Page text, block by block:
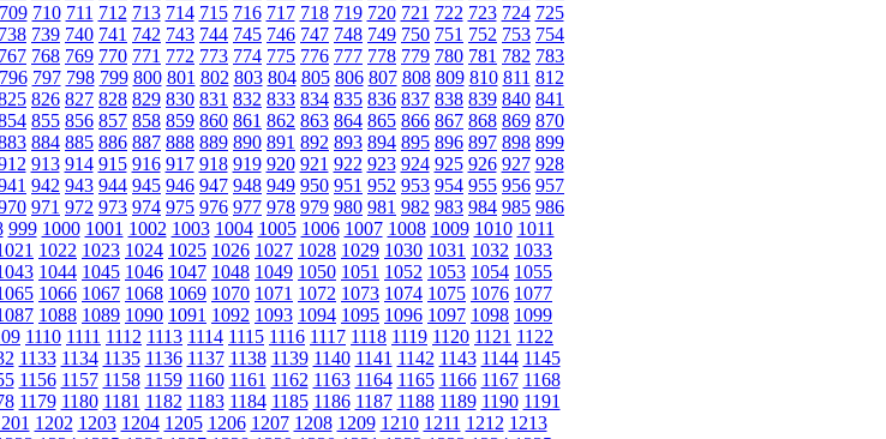
709 710 711 712 713 714 715 716 717 718 719 720 721 722 723 724 725
738 739 740 741 742 743 744 745 746 747 748 749 750 751 752 753 754
767 768 769 770 771 772 773 774 775 776 777 778 779 780 781 782 783
796 797 798 799 800 801 802 803 804 805 806 807 808 809 810 811 812
826 827 828 829 830 831 832 833 834 835 836 837 838 839 840 841
855 856 857 858 859 860 861 862 863 864 865 866 867 868 869 870
884 885 886 887 888 889 890 891 892 893 894 895 896 897 898 899
913 914 915 916 917 918 919 920 921 922 923 924 925 926 927 928
942 943 944 945 946 947 948 949 950 951 952 953 954 955 956 957
971 972 973 974 975 976 977 978 979 980 981 982 983 984 985 986
999 1000 1001 1002 1003 1004 1005 1006 1007 1008 1009 1010 1011
1022 1023 1024 1025 1026 1027 1028 1029 1030 1031 1032 1033
1044 1045 1046 1047 1048 1049 1050 1051 1052 1053 1054 1055
1066 1067 1068 1069 1070 1071 1072 1073 1074 1075 1076 1077
1088 1089 1090 1091 1092 1093 1094 1095 1096 1097 1098 1099
1110 1111 1112 1113 1114 1115 1116 1117 1118 1119 1120 1121 1122
1133 1134 1135 1136 1137 1138 1139 1140 1141 1142 1143 1144 1145
1156 1157 1158 1159 1160 1161 1162 1163 1164 1165 1166 1167 1168
1179 1180 1181 1182 1183 1184 1185 1186 1187 1188 1189 1190 1191
1202 1203 1204 1205 1206 1207 1208 1209 1210 1211 1212 1213